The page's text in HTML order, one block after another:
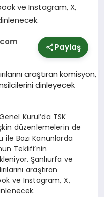
ve Instagram, X,
Paylaş
Kurul’da TSK
düzenlemelerin de
ile Bazı Kanunlarda
Teklifi’nin
Şanlıurfa ve
araştıran
ve Instagram, X,